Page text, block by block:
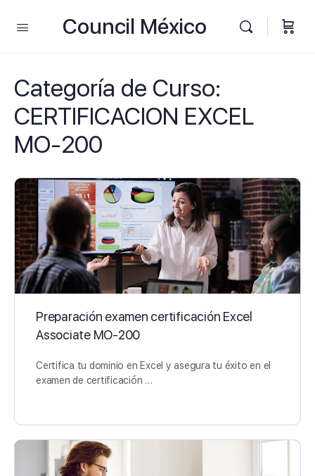
Council México
Categoría de Curso:
CERTIFICACION EXCEL
MO-200
Preparación examen certificación Excel
Associate MO-200
Certifica tu dominio en Excel y asegura tu éxito en el
examen de certificación …